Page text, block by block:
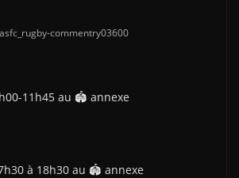
asfc_rugby-commentry03600
11h45 au 🏟 annexe
à 18h30 au 🏟 annexe